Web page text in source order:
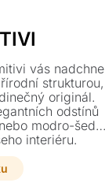
vás nadchne
strukturou,
originál.
odstínů
modro-šedé
interiéru.